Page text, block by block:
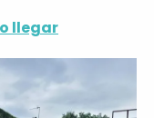
llegar